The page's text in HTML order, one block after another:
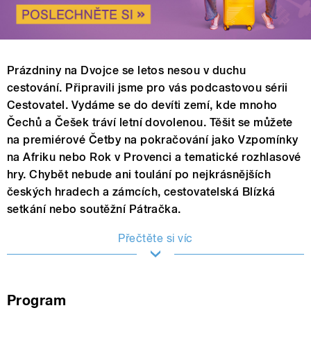
Prázdniny na Dvojce se letos nesou v duchu
cestování. Připravili jsme pro vás podcastovou sérii
Cestovatel. Vydáme se do devíti zemí, kde mnoho
Čechů a Češek tráví letní dovolenou. Těšit se můžete
na premiérové Četby na pokračování jako Vzpomínky
na Afriku nebo Rok v Provenci a tematické rozhlasové
hry. Chybět nebude ani toulání po nejkrásnějších
českých hradech a zámcích, cestovatelská Blízká
setkání nebo soutěžní Pátračka.
Přečtěte si víc
Program